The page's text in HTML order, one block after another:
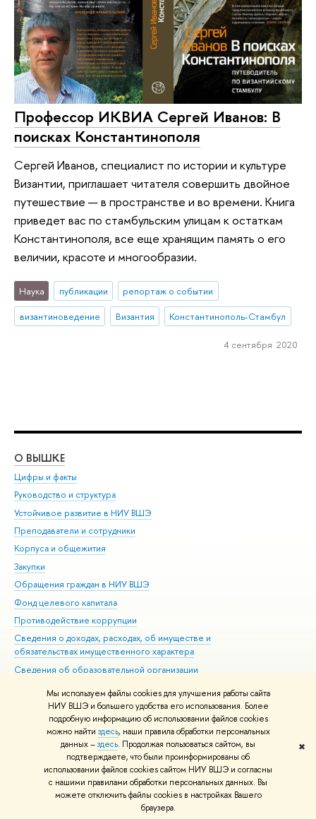
Мы используем файлы cookies для улучшения работы сайта
НИУ ВШЭ и большего удобства его использования. Более
подробную информацию об использовании файлов cookies
можно найти здесь, наши правила обработки персональных
данных –здесь. Продолжая пользоваться сайтом, вы
подтверждаете, что были проинформированы об
использовании файлов cookies сайтом НИУ ВШЭ и согласны
с нашими правилами обработки персональных данных. Вы
можете отключить файлы cookies в настройках Вашего
браузера.
✖
Профессор ИКВИА Сергей Иванов: В
поисках Константинополя
Сергей Иванов, специалист по истории и культуре
Византии, приглашает читателя совершить двойное
путешествие — в пространстве и во времени. Книга
приведет вас по стамбульским улицам к остаткам
Константинополя, все еще хранящим память о его
величии, красоте и многообразии.
Наука публикации
репортаж о событии
византиноведение
Византия Константинополь-Стамбул
4 сентября 2020
О ВЫШКЕ
Цифры и факты
Руководство и структура
Устойчивое развитие в НИУ ВШЭ
Преподаватели и сотрудники
Корпуса и общежития
Закупки
Обращения граждан в НИУ ВШЭ
Фонд целевого капитала
Противодействие коррупции
Сведения о доходах, расходах, об имуществе и
обязательствах имущественного характера
Сведения об образовательной организации
Людям с ограниченными возможностями здоровья
Единая платежная страница
Работа в Вышке
© НИУ ВШЭ 1993–2026 Адреса и контакты Условия использования
материалов Политика конфиденциальности Карта сайта
Шрифты HSE Sans и HSE Slab разработаны вШколе дизайна НИУ ВШЭ